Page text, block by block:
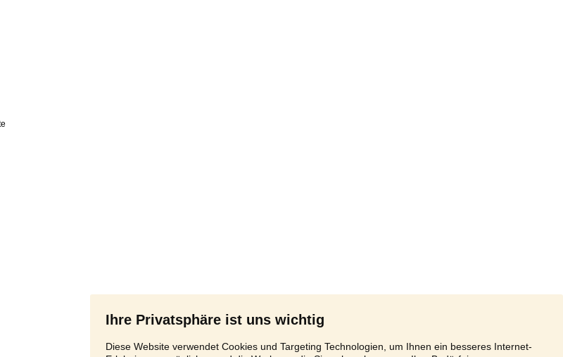
Ihre Privatsphäre ist uns wichtig
Diese Website verwendet Cookies und Targeting Technologien, um Ihnen ein besseres Internet-